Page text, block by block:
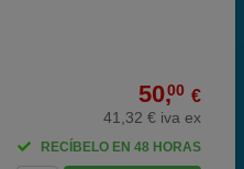
50,00 €
41,32 € iva ex
RECÍBELO EN 48 HORAS